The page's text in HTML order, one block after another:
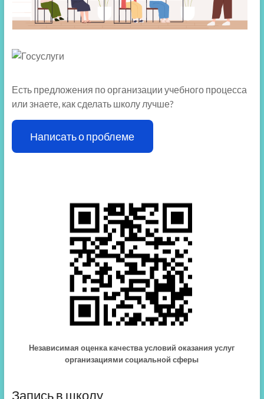
Есть предложения по организации учебного процесса
или знаете, как сделать школу лучше?
Написать о проблеме
Независимая оценка качества условий оказания услуг
организациями социальной сферы
Запись в школу